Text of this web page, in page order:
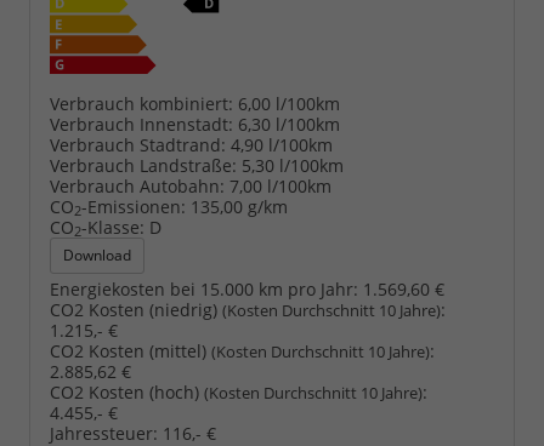
Verbrauch kombiniert: 6,00 l/100km
Verbrauch Innenstadt: 6,30 l/100km
Verbrauch Stadtrand: 4,90 l/100km
Verbrauch Landstraße: 5,30 l/100km
Verbrauch Autobahn: 7,00 l/100km
CO2-Emissionen: 135,00 g/km
CO2-Klasse: D
Download
Energiekosten bei 15.000 km pro Jahr: 1.569,60 €
CO2 Kosten (niedrig) (Kosten Durchschnitt 10 Jahre):
1.215,- €
CO2 Kosten (mittel) (Kosten Durchschnitt 10 Jahre):
2.885,62 €
CO2 Kosten (hoch) (Kosten Durchschnitt 10 Jahre):
4.455,- €
Jahressteuer: 116,- €